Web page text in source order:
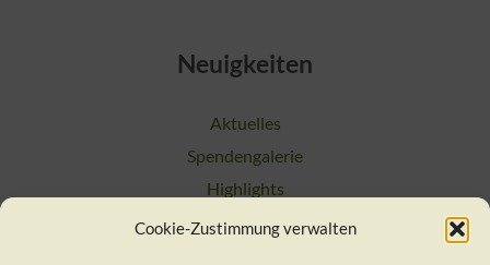
Cookie-Zustimmung verwalten
Neuigkeiten
Aktuelles
Spendengalerie
Highlights
Suchen